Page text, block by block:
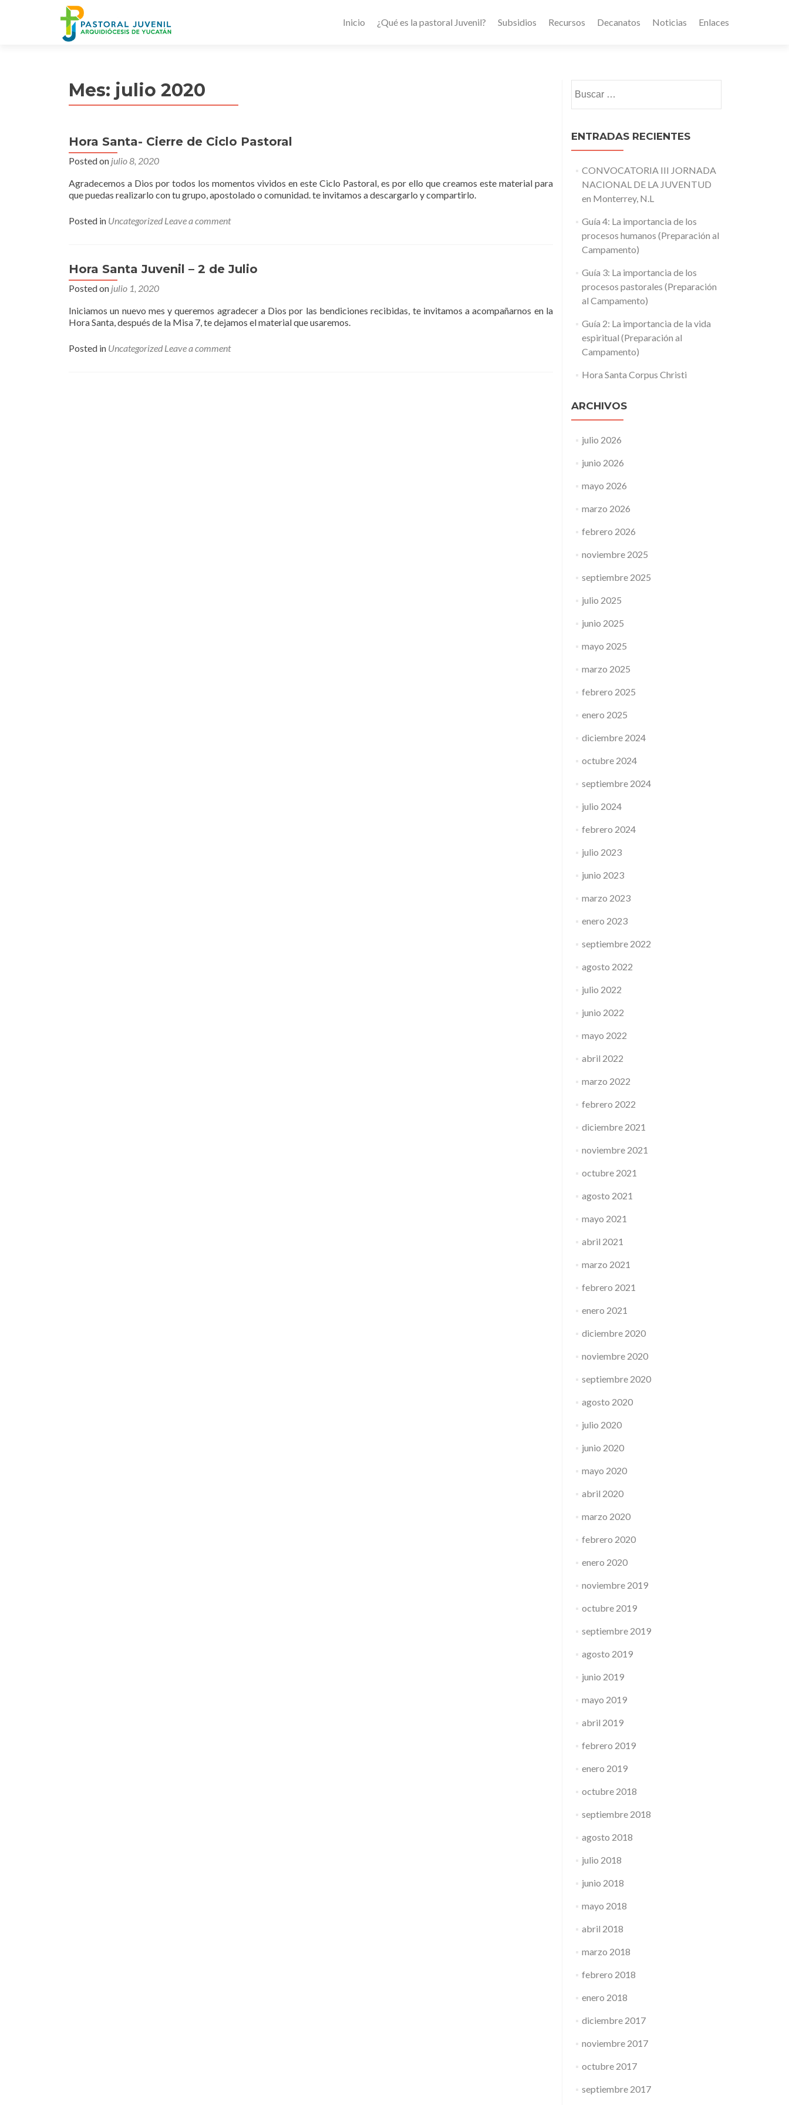
Inicio ¿Qué es la pastoral Juvenil? Subsidios Recursos Decanatos Noticias Enlaces
Mes: julio 2020
Hora Santa- Cierre de Ciclo Pastoral
Posted on julio 8, 2020
Agradecemos a Dios por todos los momentos vividos en este Ciclo Pastoral, es por ello que creamos este material para
que puedas realizarlo con tu grupo, apostolado o comunidad. te invitamos a descargarlo y compartirlo.
Posted in Uncategorized Leave a comment
Hora Santa Juvenil – 2 de Julio
Posted on julio 1, 2020
Iniciamos un nuevo mes y queremos agradecer a Dios por las bendiciones recibidas, te invitamos a acompañarnos en la
Hora Santa, después de la Misa 7, te dejamos el material que usaremos.
Posted in Uncategorized Leave a comment
ENTRADAS RECIENTES
CONVOCATORIA III JORNADA
NACIONAL DE LA JUVENTUD
en Monterrey, N.L
Guía 4: La importancia de los
procesos humanos (Preparación al
Campamento)
Guía 3: La importancia de los
procesos pastorales (Preparación
al Campamento)
Guía 2: La importancia de la vida
espiritual (Preparación al
Campamento)
Hora Santa Corpus Christi
ARCHIVOS
julio 2026
junio 2026
mayo 2026
marzo 2026
febrero 2026
noviembre 2025
septiembre 2025
julio 2025
junio 2025
mayo 2025
marzo 2025
febrero 2025
enero 2025
diciembre 2024
octubre 2024
septiembre 2024
julio 2024
febrero 2024
julio 2023
junio 2023
marzo 2023
enero 2023
septiembre 2022
agosto 2022
julio 2022
junio 2022
mayo 2022
abril 2022
marzo 2022
febrero 2022
diciembre 2021
noviembre 2021
octubre 2021
agosto 2021
mayo 2021
abril 2021
marzo 2021
febrero 2021
enero 2021
diciembre 2020
noviembre 2020
septiembre 2020
agosto 2020
julio 2020
junio 2020
mayo 2020
abril 2020
marzo 2020
febrero 2020
enero 2020
noviembre 2019
octubre 2019
septiembre 2019
agosto 2019
junio 2019
mayo 2019
abril 2019
febrero 2019
enero 2019
octubre 2018
septiembre 2018
agosto 2018
julio 2018
junio 2018
mayo 2018
abril 2018
marzo 2018
febrero 2018
enero 2018
diciembre 2017
noviembre 2017
octubre 2017
septiembre 2017